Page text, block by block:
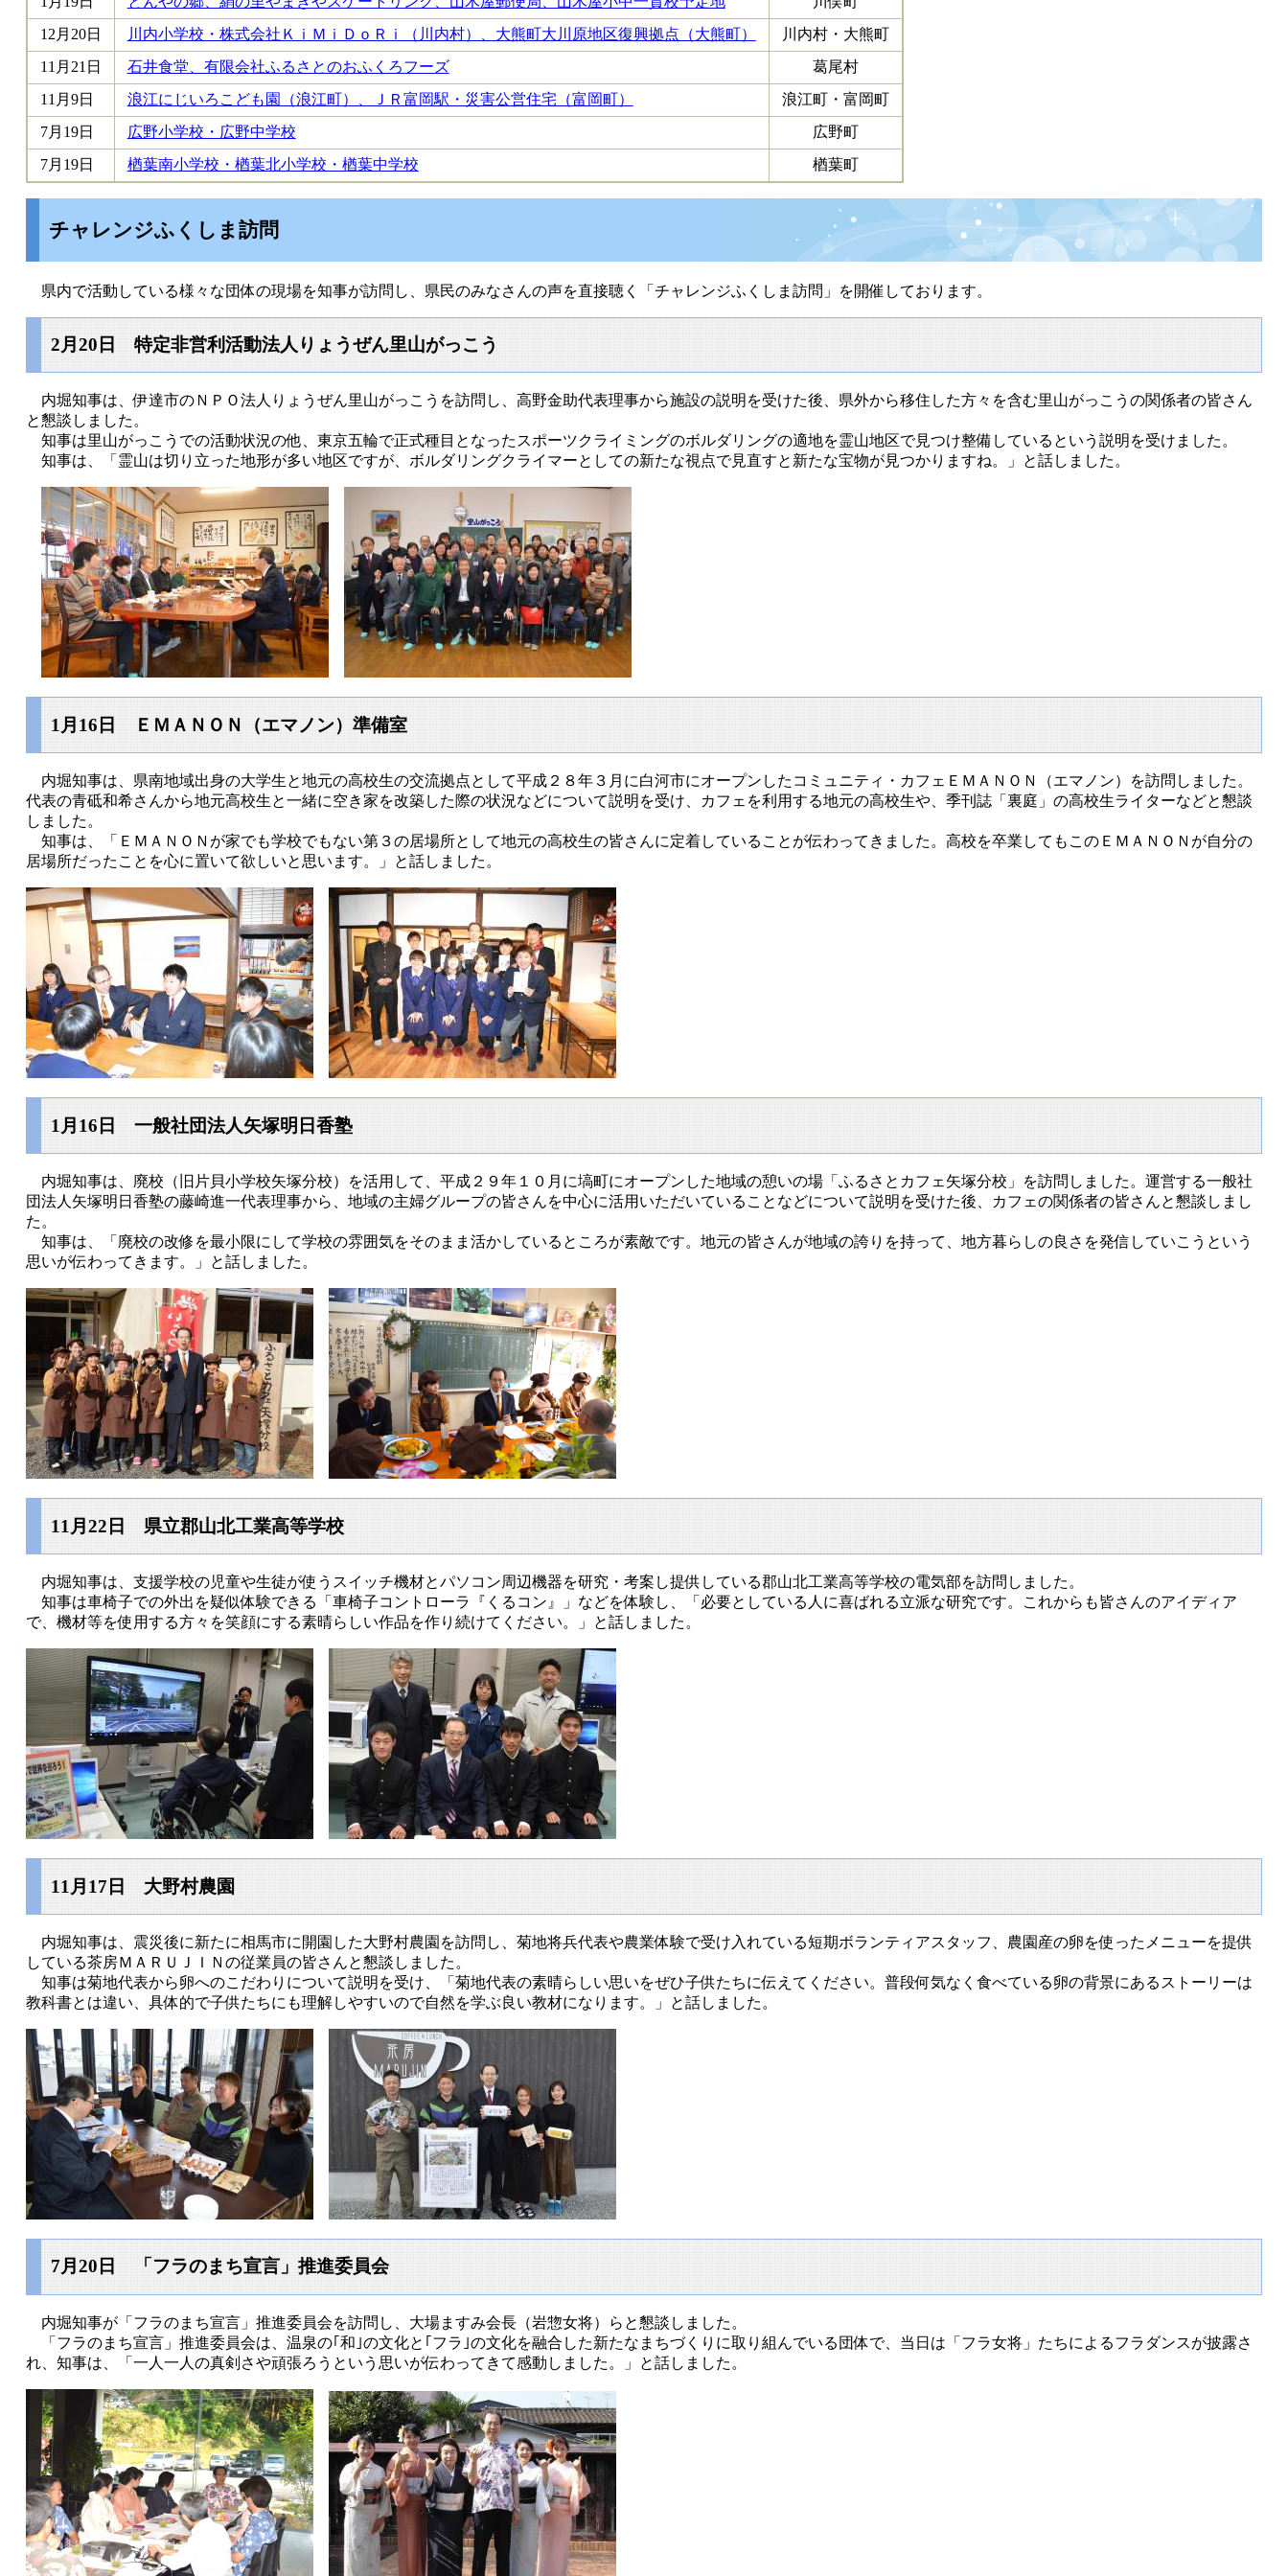
12月20日
川内小学校・株式会社ＫｉＭｉＤｏＲｉ（川内村）、大熊町大川原地区復興拠点（大熊町）
川内村・大熊町
11月21日
石井食堂、有限会社ふるさとのおふくろフーズ
葛尾村
11月9日
浪江にじいろこども園（浪江町）、ＪＲ富岡駅・災害公営住宅（富岡町）
浪江町・富岡町
7月19日
広野小学校・広野中学校
広野町
7月19日
楢葉南小学校・楢葉北小学校・楢葉中学校 楢葉町
チャレンジふくしま訪問
県内で活動している様々な団体の現場を知事が訪問し、県民のみなさんの声を直接聴く「チャレンジふくしま訪問」を開催しております。
2月20日 特定非営利活動法人りょうぜん里山がっこう
内堀知事は、伊達市のＮＰＯ法人りょうぜん里山がっこうを訪問し、高野金助代表理事から施設の説明を受けた後、県外から移住した方々を含む里山がっこうの関係者の皆さん
と懇談しました。
知事は里山がっこうでの活動状況の他、東京五輪で正式種目となったスポーツクライミングのボルダリングの適地を霊山地区で見つけ整備しているという説明を受けました。
知事は、「霊山は切り立った地形が多い地区ですが、ボルダリングクライマーとしての新たな視点で見直すと新たな宝物が見つかりますね。」と話しました。
1月16日 ＥＭＡＮＯＮ（エマノン）準備室
内堀知事は、県南地域出身の大学生と地元の高校生の交流拠点として平成２８年３月に白河市にオープンしたコミュニティ・カフェＥＭＡＮＯＮ（エマノン）を訪問しました。
代表の青砥和希さんから地元高校生と一緒に空き家を改築した際の状況などについて説明を受け、カフェを利用する地元の高校生や、季刊誌「裏庭」の高校生ライターなどと懇談
しました。
知事は、「ＥＭＡＮＯＮが家でも学校でもない第３の居場所として地元の高校生の皆さんに定着していることが伝わってきました。高校を卒業してもこのＥＭＡＮＯＮが自分の
居場所だったことを心に置いて欲しいと思います。」と話しました。
1月16日 一般社団法人矢塚明日香塾
内堀知事は、廃校（旧片貝小学校矢塚分校）を活用して、平成２９年１０月に塙町にオープンした地域の憩いの場「ふるさとカフェ矢塚分校」を訪問しました。運営する一般社
団法人矢塚明日香塾の藤崎進一代表理事から、地域の主婦グループの皆さんを中心に活用いただいていることなどについて説明を受けた後、カフェの関係者の皆さんと懇談しまし
た。
知事は、「廃校の改修を最小限にして学校の雰囲気をそのまま活かしているところが素敵です。地元の皆さんが地域の誇りを持って、地方暮らしの良さを発信していこうという
思いが伝わってきます。」と話しました。
11月22日 県立郡山北工業高等学校
内堀知事は、支援学校の児童や生徒が使うスイッチ機材とパソコン周辺機器を研究・考案し提供している郡山北工業高等学校の電気部を訪問しました。
知事は車椅子での外出を疑似体験できる「車椅子コントローラ『くるコン』」などを体験し、「必要としている人に喜ばれる立派な研究です。これからも皆さんのアイディア
で、機材等を使用する方々を笑顔にする素晴らしい作品を作り続けてください。」と話しました。
11月17日 大野村農園
内堀知事は、震災後に新たに相馬市に開園した大野村農園を訪問し、菊地将兵代表や農業体験で受け入れている短期ボランティアスタッフ、農園産の卵を使ったメニューを提供
している茶房ＭＡＲＵＪＩＮの従業員の皆さんと懇談しました。
知事は菊地代表から卵へのこだわりについて説明を受け、「菊地代表の素晴らしい思いをぜひ子供たちに伝えてください。普段何気なく食べている卵の背景にあるストーリーは
教科書とは違い、具体的で子供たちにも理解しやすいので自然を学ぶ良い教材になります。」と話しました。
7月20日 「フラのまち宣言」推進委員会
内堀知事が「フラのまち宣言」推進委員会を訪問し、大場ますみ会長（岩惣女将）らと懇談しました。
「フラのまち宣言」推進委員会は、温泉の｢和｣の文化と｢フラ｣の文化を融合した新たなまちづくりに取り組んでいる団体で、当日は「フラ女将」たちによるフラダンスが披露さ
れ、知事は、「一人一人の真剣さや頑張ろうという思いが伝わってきて感動しました。」と話しました。